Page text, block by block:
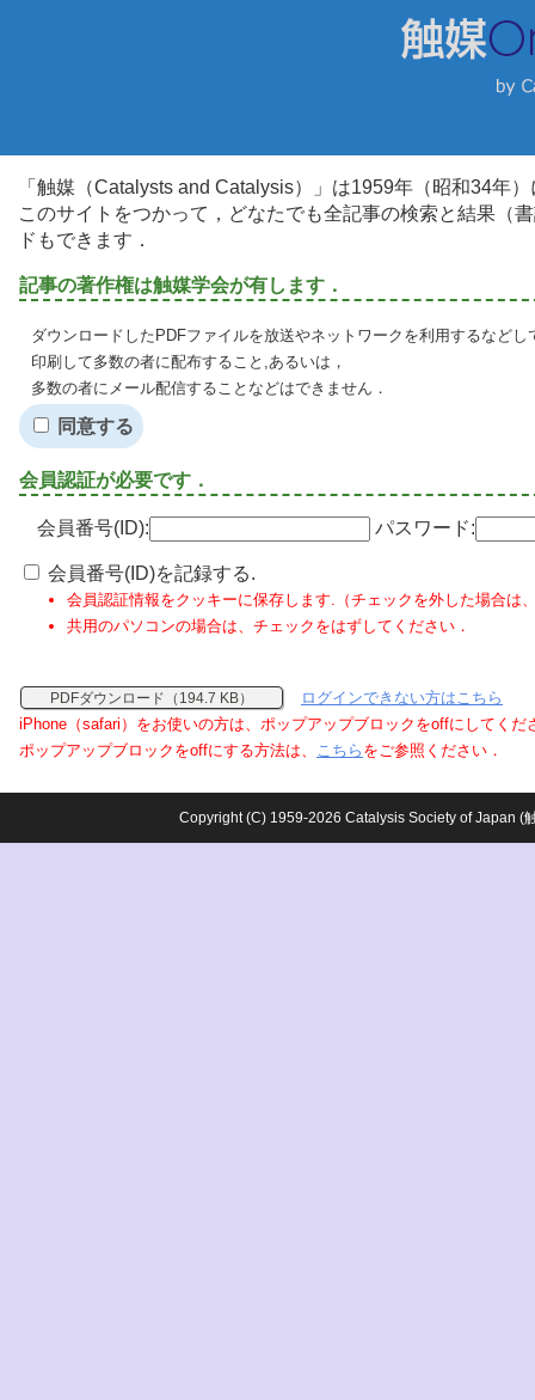
「触媒（Catalysts and Catalysis）」は1959年（昭和34年
このサイトをつかって，どなたでも全記事の検索と結果（
ドもできます．
記事の著作権は触媒学会が有します．
ダウンロードしたPDFファイルを放送やネットワークを利用するなど
印刷して多数の者に配布すること,あるいは，
多数の者にメール配信することなどはできません．
同意する
会員認証が必要です．
会員番号(ID): パスワード:
会員番号(ID)を記録する.
会員認証情報をクッキーに保存します.（チェックを外した場合は
共用のパソコンの場合は、チェックをはずしてください．
PDFダウンロード（194.7 KB）
ログインできない方はこちら
iPhone（safari）をお使いの方は、ポップアップブロックをoffにしてくだ
ポップアップブロックをoffにする方法は、 こちら をご参照ください．
Copyright (C) 1959-2026 Catalysis Society of Japan (